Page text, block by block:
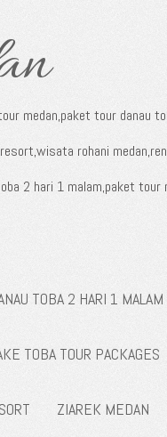
medan,paket tour danau
rohani
2 hari 1 malam,paket tour
TOBA 2 HARI 1 MALAM
TOBA TOUR PACKAGES
ZIAREK MEDAN